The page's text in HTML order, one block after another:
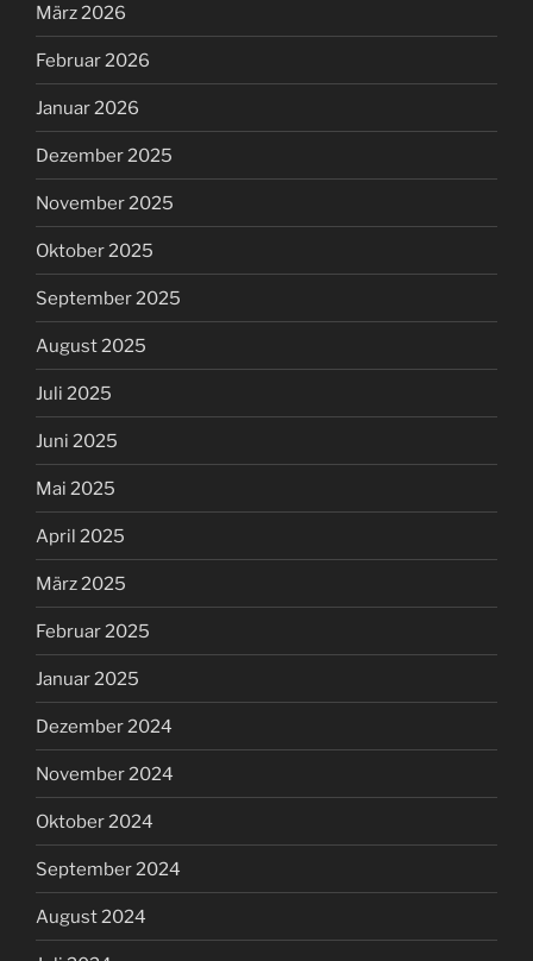
März 2026
Februar 2026
Januar 2026
Dezember 2025
November 2025
Oktober 2025
September 2025
August 2025
Juli 2025
Juni 2025
Mai 2025
April 2025
März 2025
Februar 2025
Januar 2025
Dezember 2024
November 2024
Oktober 2024
September 2024
August 2024